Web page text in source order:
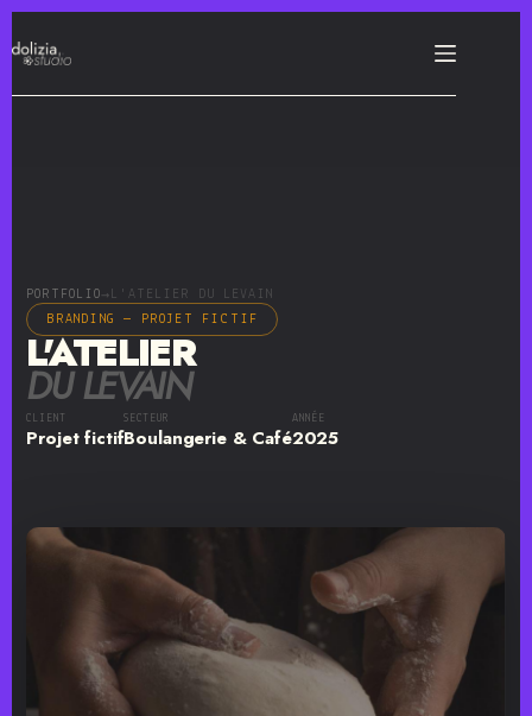
PORTFOLIO→ L'ATELIER DU LEVAIN
BRANDING — PROJET FICTIF
L'ATELIER
DU LEVAIN
CLIENT
Projet fictif
SECTEUR
Boulangerie & Café
ANNÉE
2025